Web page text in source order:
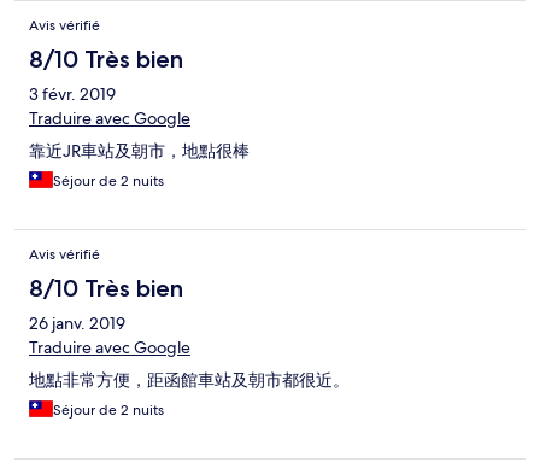
Avis vérifié
8/10 Très bien
3 févr. 2019
Traduire avec Google
靠近JR車站及朝市，地點很棒
Séjour de 2 nuits
Avis vérifié
8/10 Très bien
26 janv. 2019
Traduire avec Google
地點非常方便，距函館車站及朝市都很近。
Séjour de 2 nuits